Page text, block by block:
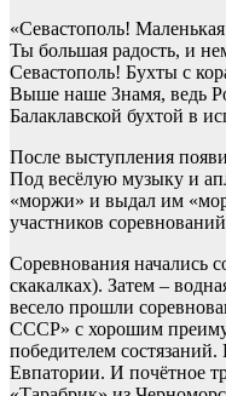
«Севастополь!
Ты большая радость, и
Севастополь! Бухты с
Выше наше Знамя, ведь
Балаклавской бухтой в
После выступления
Под весёлую музыку и
«моржи» и выдал им
участников
Соревнования начались
скакалках). Затем –
весело прошли
СССР» с хорошим
победителем
Евпатории. И почётное